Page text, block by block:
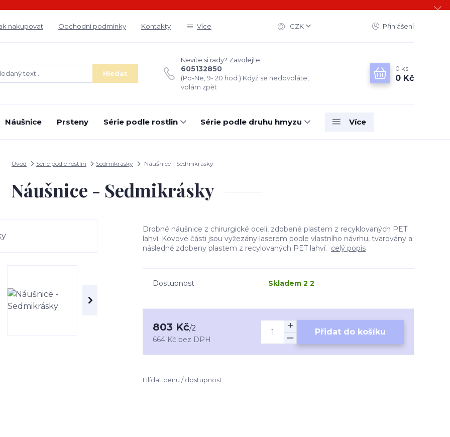
nakupovat Obchodní podmínky Kontakty Více CZK Přihlášení
Hledat
Nevíte si rady? Zavolejte.
605132850
(Po-Ne, 9- 20 hod.) Když se nedovoláte,
volám zpět
0 ks
0 Kč
Náušnice Prsteny Série podle rostlin Série podle druhu hmyzu Více
Úvod Série podle rostlin Sedmikrásky Náušnice - Sedmikrásky
Náušnice - Sedmikrásky
Drobné náušnice z chirurgické oceli, zdobené plastem z recyklovaných PET
lahví. Kovové části jsou vyžezány laserem podle vlastního návrhu, tvarovány a
následně zdobeny plastem z recylovaných PET lahví. celý popis
Dostupnost Skladem 2 2
803 Kč/2
664 Kč bez DPH
Přidat do košíku
Hlídat cenu / dostupnost